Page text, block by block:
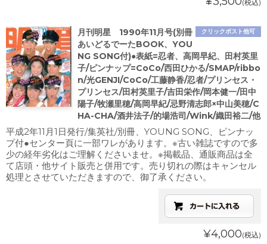
(税込)
クリックポスト他可
月刊明星 1990年11月号(別冊
あいどるでーたBOOK、YOU
NG SONG付)●表紙=忍者、高岡早紀、田村英里
子/ピンナップ=CoCo/西田ひかる/SMAP/ribbo
n/光GENJI/CoCo/工藤静香/忍者/プリンセス・
プリンセス/田村英里子/吉田栄作/岡本健一/田中
陽子/牧瀬里穂/高岡早紀/忌野清志郎×中山美穂/C
HA-CHA/酒井法子/的場浩司/Wink/織田裕二/他
平成2年11月1日発行/集英社/別冊、YOUNG SONG、ピンナッ
プ付●センター頁に一部ワレがあります。※古い雑誌ですので多
少の経年劣化はご理解くださいませ。※掲載品、通販商品は全
て店頭・他サイト販売と併用です。売り切れの際はキャンセル
処理とさせていただきますので、御了承ください。
¥4,000(税込)